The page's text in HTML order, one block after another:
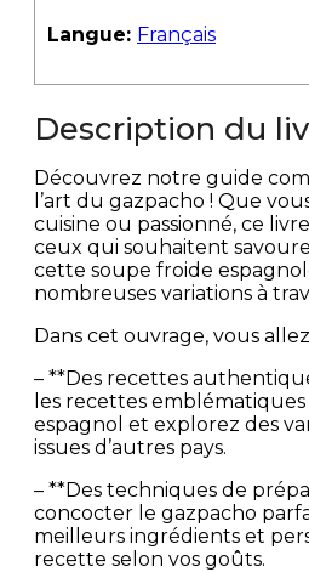
Langue: Français
Description du
Découvrez notre guide
l’art du gazpacho ! Que
cuisine ou passionné, ce
ceux qui souhaitent
cette soupe froide
nombreuses variations à
Dans cet ouvrage, vous
– **Des recettes
les recettes
espagnol et explorez des
issues d’autres pays.
– **Des techniques de
concocter le gazpacho
meilleurs ingrédients et
recette selon vos goûts.